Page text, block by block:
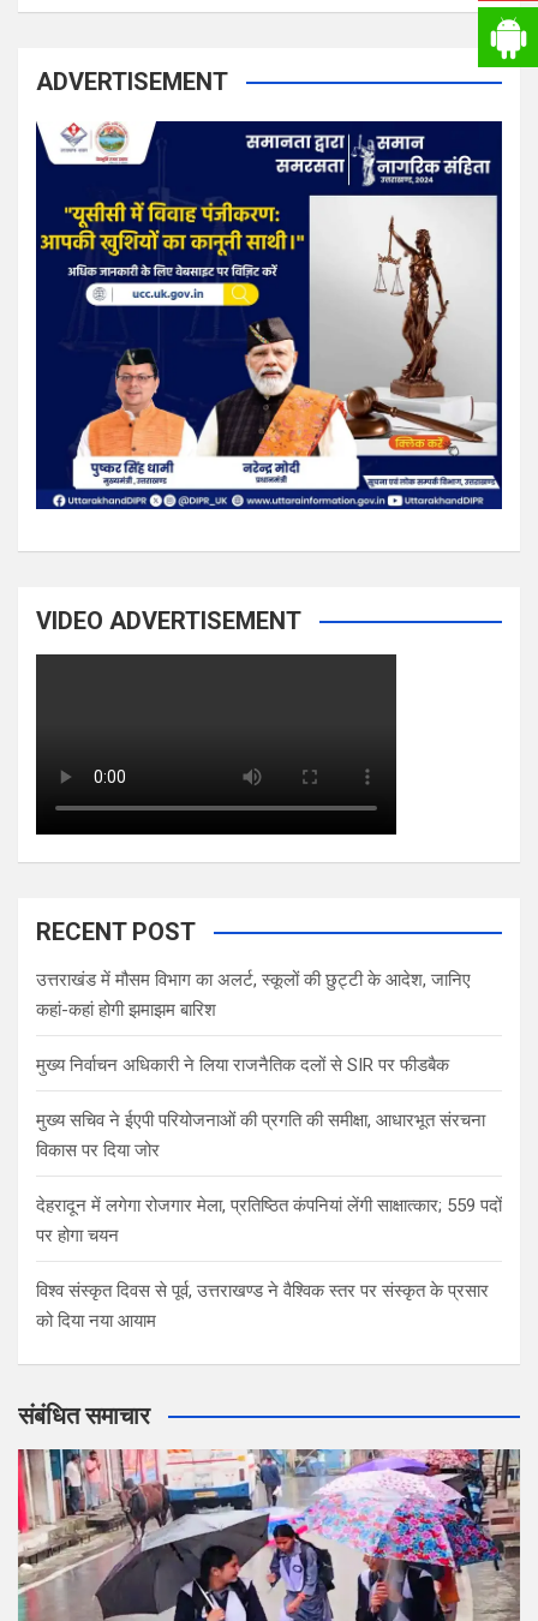
ADVERTISEMENT
VIDEO ADVERTISEMENT
RECENT POST
उत्तराखंड में मौसम विभाग का अलर्ट, स्कूलों की छुट्टी के आदेश, जानिए
कहां-कहां होगी झमाझम बारिश
मुख्य निर्वाचन अधिकारी ने लिया राजनैतिक दलों से SIR पर फीडबैक
मुख्य सचिव ने ईएपी परियोजनाओं की प्रगति की समीक्षा, आधारभूत संरचना
विकास पर दिया जोर
देहरादून में लगेगा रोजगार मेला, प्रतिष्ठित कंपनियां लेंगी साक्षात्कार; 559 पदों
पर होगा चयन
विश्व संस्कृत दिवस से पूर्व, उत्तराखण्ड ने वैश्विक स्तर पर संस्कृत के प्रसार
को दिया नया आयाम
संबंधित समाचार